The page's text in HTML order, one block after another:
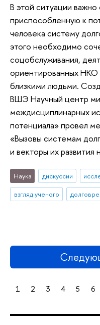
В этой ситуации
приспособленную к
человека систему
этого необходимо
соцобслуживания,
ориентированных НКО
близкими людьми.
ВШЭ Научный центр
междисциплинарных
потенциала» провел
«Вызовы системам
и векторы их
Наука дискуссии
взгляд ученого
1 2 3 4 5 6